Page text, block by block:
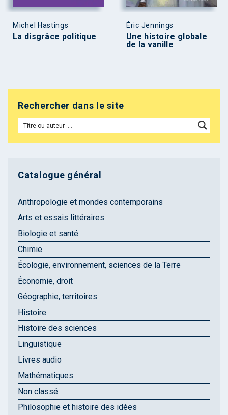
Michel Hastings
La disgrâce politique
Éric Jennings
Une histoire globale
de la vanille
Rechercher dans le site
Catalogue général
Anthropologie et mondes contemporains
Arts et essais littéraires
Biologie et santé
Chimie
Écologie, environnement, sciences de la Terre
Économie, droit
Géographie, territoires
Histoire
Histoire des sciences
Linguistique
Livres audio
Mathématiques
Non classé
Philosophie et histoire des idées